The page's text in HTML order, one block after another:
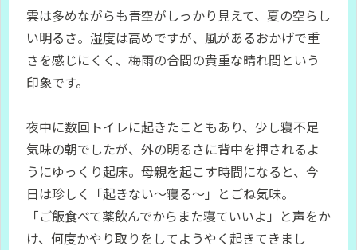
雲は多めながらも青空がしっかり見えて、夏の空らし
い明るさ。湿度は高めですが、風があるおかげで重
さを感じにくく、梅雨の合間の貴重な晴れ間という
印象です。
夜中に数回トイレに起きたこともあり、少し寝不足
気味の朝でしたが、外の明るさに背中を押されるよ
うにゆっくり起床。母親を起こす時間になると、今
日は珍しく「起きない〜寝る〜」とごね気味。
「ご飯食べて薬飲んでからまた寝ていいよ」と声をか
け、何度かやり取りをしてようやく起きてきまし